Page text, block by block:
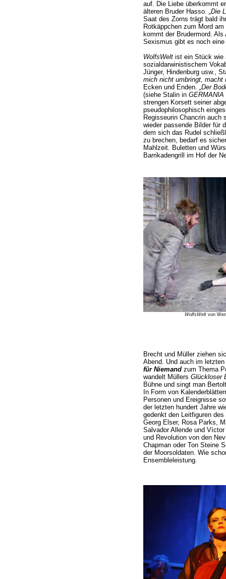
auf. Die Liebe überkommt
älteren Bruder Hasso. „Die
Saat des Zorns trägt bald
Rotkäppchen zum Mord
kommt der Brudermord.
Sexismus gibt es noch
WolfsWeltist ein Stück wie
sozialdarwinistischem
Jünger, Hindenburg usw.,
mich nicht umbringt, macht
Ecken und Enden. „Der
(siehe Stalin in GERMANIA
strengen Korsett seiner
pseudophilosophisch
Regisseurin Chancrin auch
wieder passende Bilder für
dem sich das Rudel
zu brechen, bedarf es
Mahlzeit. Buletten und
Barrikadengrill im Hof der
WolfsWelt von
Brecht und Müller ziehen
Abend. Und auch im
für Niemandzum Thema
wandelt Müllers Glückloser
Bühne und singt man
In Form von
Personen und Ereignisse
der letzten hundert Jahre
gedenkt den Leitfiguren
Georg Elser, Rosa Parks,
Salvador Allende und
und Revolution von den
Chapman oder Ton Steine
der Moorsoldaten. Wie
Ensembleleistung.